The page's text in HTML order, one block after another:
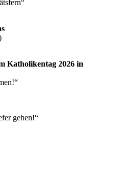
Katholikentag 2026 in
gehen!“